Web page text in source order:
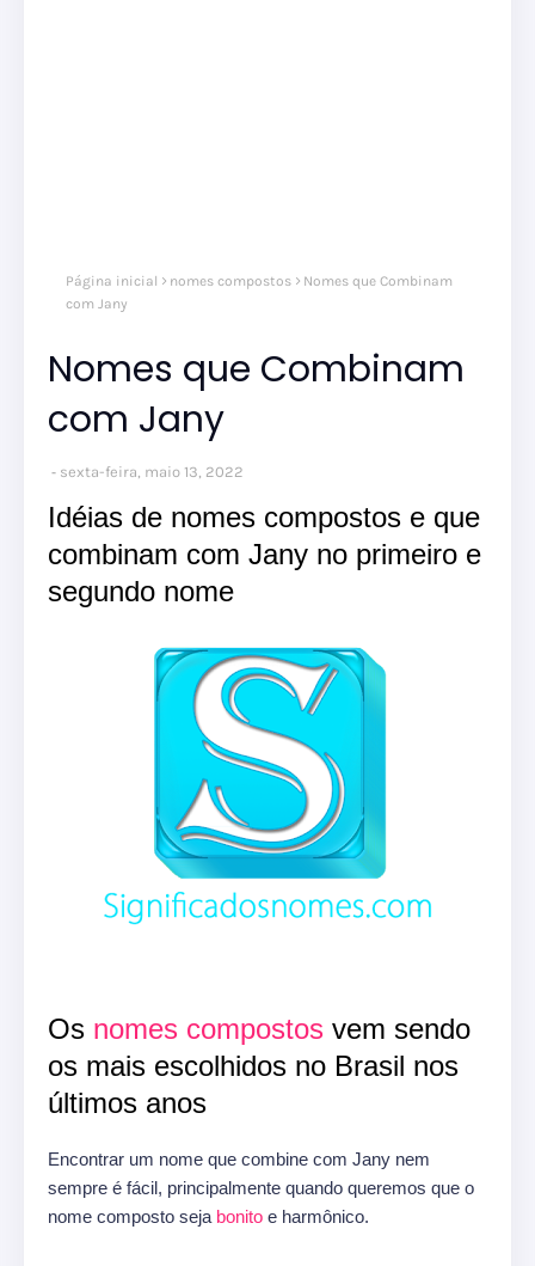
Página inicial nomes compostos
Nomes que Combinam
com Jany
Nomes que Combinam
com Jany
sexta-feira, maio 13, 2022
Idéias de nomes compostos e que
combinam com Jany no primeiro e
segundo nome
Os nomes compostos vem sendo
os mais escolhidos no Brasil nos
últimos anos
Encontrar um nome que combine com Jany nem
sempre é fácil, principalmente quando queremos que o
nome composto seja bonito e harmônico.